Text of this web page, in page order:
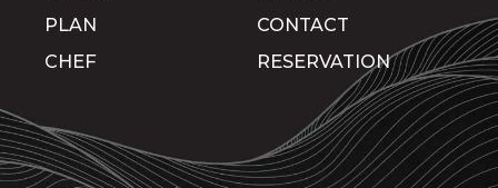
PLAN
CONTACT
CHEF
RESERVATION